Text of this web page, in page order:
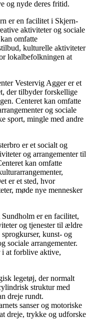
og nyde deres fritid.
er en facilitet i Skjern-
aktiviteter og sociale
omfatte
kulturelle aktiviteter
lokalbefolkningen at
Vestervig Agger er et
der tilbyder forskellige
Centeret kan omfatte
og sociale
sport, mingle med andre
er et socialt og
og arrangementer til
kan omfatte
er et sted, hvor
møde nye mennesker
er en facilitet,
og tjenester til ældre
kunst- og
sociale arrangementer.
i at forblive aktive,
legetøj, der normalt
struktur med
dreje rundt.
sanser og motoriske
dreje, trykke og udforske